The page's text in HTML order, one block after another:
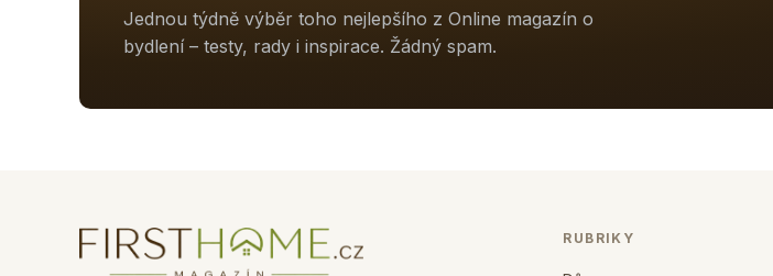
Jednou týdně výběr toho nejlepšího z Online magazín o
bydlení – testy, rady i inspirace. Žádný spam.
RUBRIKY